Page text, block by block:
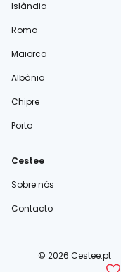
Islândia
Roma
Maiorca
Albânia
Chipre
Porto
Cestee
Sobre nós
Contacto
© 2026 Cestee.pt